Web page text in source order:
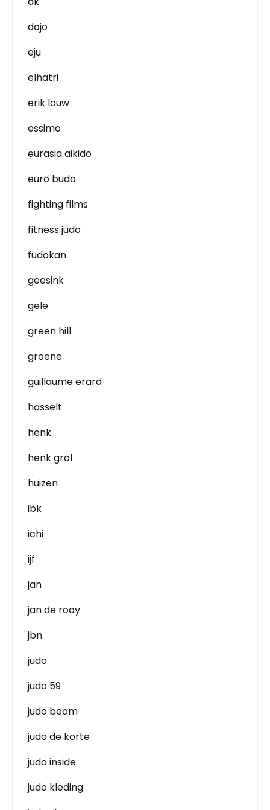
dojo
eju
elhatri
erik louw
essimo
eurasia aikido
euro budo
fighting films
fitness judo
fudokan
geesink
gele
green hill
groene
guillaume erard
hasselt
henk
henk grol
huizen
ibk
ichi
ijf
jan
jan de rooy
jbn
judo
judo 59
judo boom
judo de korte
judo inside
judo kleding